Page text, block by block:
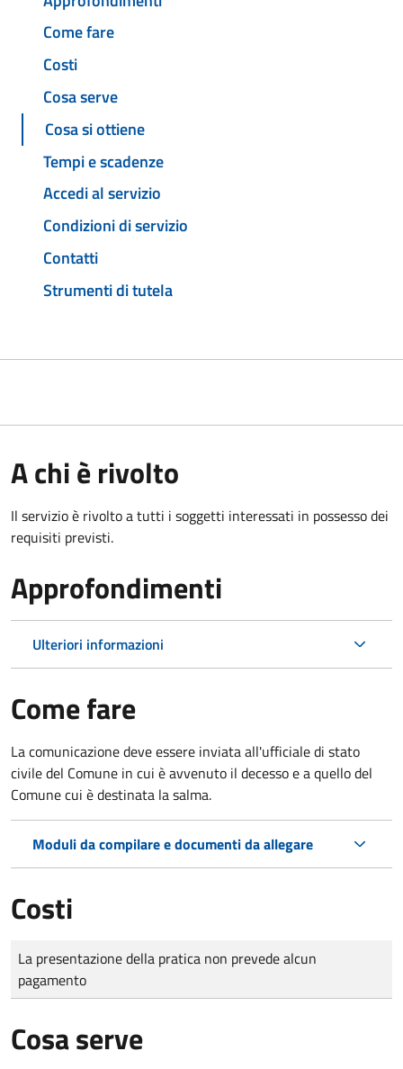
Come fare
Costi
Cosa serve
Cosa si ottiene
Tempi e scadenze
Accedi al servizio
Condizioni di servizio
Contatti
Strumenti di tutela
A chi è rivolto
Il servizio è rivolto a tutti i soggetti interessati in possesso dei
requisiti previsti.
Approfondimenti
Ulteriori informazioni
Come fare
La comunicazione deve essere inviata all'ufficiale di stato
civile del Comune in cui è avvenuto il decesso e a quello del
Comune cui è destinata la salma.
Moduli da compilare e documenti da allegare
Costi
Tipo di pagamento
Importo
La presentazione della pratica non prevede alcun
pagamento
Cosa serve